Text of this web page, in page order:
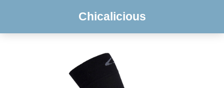
Chicalicious